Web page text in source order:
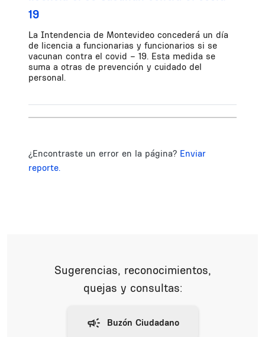
19
La Intendencia de Montevideo concederá un día
de licencia a funcionarias y funcionarios si se
vacunan contra el covid – 19. Esta medida se
suma a otras de prevención y cuidado del
personal.
¿Encontraste un error en la página? Enviar
reporte.
Sugerencias, reconocimientos,
quejas y consultas: